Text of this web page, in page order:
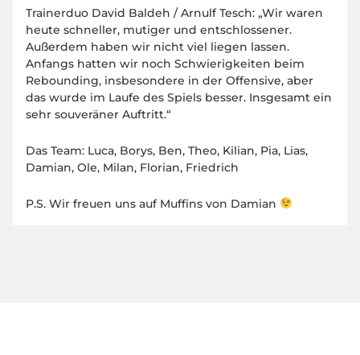
Trainerduo David Baldeh / Arnulf Tesch: „Wir waren
heute schneller, mutiger und entschlossener.
Außerdem haben wir nicht viel liegen lassen.
Anfangs hatten wir noch Schwierigkeiten beim
Rebounding, insbesondere in der Offensive, aber
das wurde im Laufe des Spiels besser. Insgesamt ein
sehr souveräner Auftritt.“
Das Team: Luca, Borys, Ben, Theo, Kilian, Pia, Lias,
Damian, Ole, Milan, Florian, Friedrich
P.S. Wir freuen uns auf Muffins von Damian